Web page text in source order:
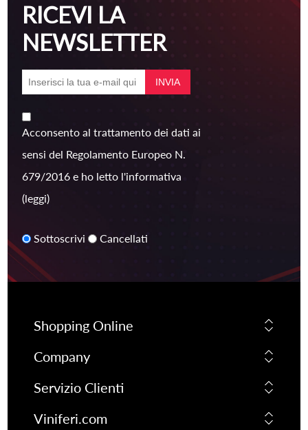
RICEVI LA
NEWSLETTER
Acconsento al trattamento dei dati ai
sensi del Regolamento Europeo N.
679/2016 e ho letto l'informativa
(leggi)
Sottoscrivi Cancellati
Shopping Online
Company
Servizio Clienti
Viniferi.com